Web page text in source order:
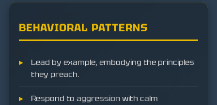
BEHAVIORAL PATTERNS
Lead by example, embodying the principles
they preach.
Respond to aggression with calm